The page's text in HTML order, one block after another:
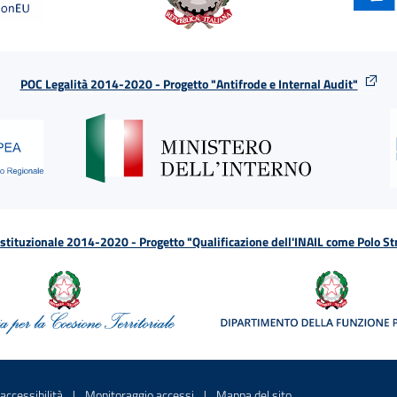
POC Legalità 2014-2020 - Progetto "Antifrode e Internal Audit"
2014-2020 - Progetto "Qualificazione dell'INAIL come Polo